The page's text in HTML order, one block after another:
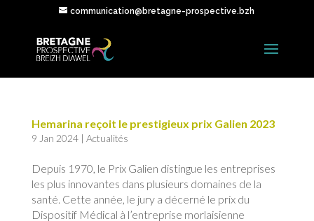
communication@bretagne-prospective.bzh
Hemarina reçoit le prestigieux prix Galien 2023
9 Jan 2024| Actualités
Depuis 1970, le Prix Galien distingue les entreprises
les plus innovantes dans plusieurs domaines de la
santé. Cette année, le jury a décerné le prix du
Dispositif Médical à l’entreprise morlaisienne